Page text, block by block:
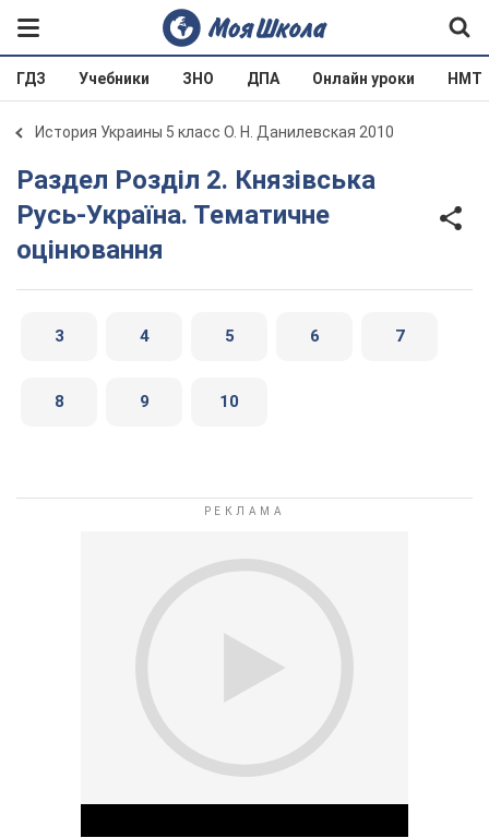
ГДЗ Учебники ЗНО ДПА Онлайн уроки НМТ
История Украины 5 класс О. Н. Данилевская 2010
Раздел Розділ 2. Князівська
Русь-Україна. Тематичне
оцінювання
3 4 5 6 7
8 9 10